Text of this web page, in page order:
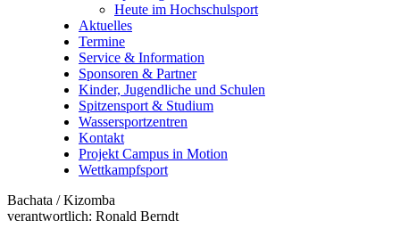
Heute im Hochschulsport
Aktuelles
Termine
Service & Information
Sponsoren & Partner
Kinder, Jugendliche und Schulen
Spitzensport & Studium
Wassersportzentren
Kontakt
Projekt Campus in Motion
Wettkampfsport
Bachata / Kizomba
verantwortlich: Ronald Berndt